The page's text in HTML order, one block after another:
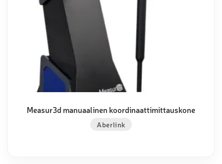
Measur3d manuaalinen koordinaattimittauskone
Aberlink